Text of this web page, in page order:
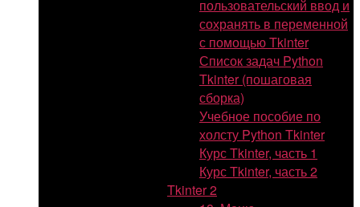
пользовательский ввод и
сохранять в переменной
с помощью Tkinter
Список задач Python
Tkinter (пошаговая
сборка)
Учебное пособие по
холсту Python Tkinter
Курс Tkinter, часть 1
Курс Tkinter, часть 2
Tkinter 2